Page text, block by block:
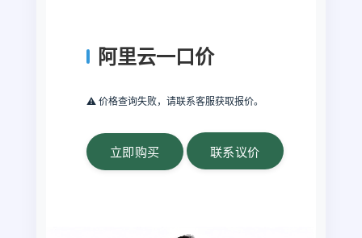
阿里云一口价
⚠️ 价格查询失败，请联系客服获取报价。
立即购买 联系议价